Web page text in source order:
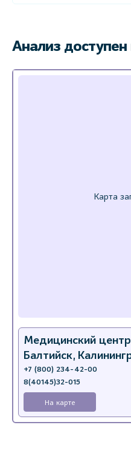
Анализ доступен
Медицинский центр
Балтийск,
+7 (800) 234-42-00
8(40145)32-015
На карте